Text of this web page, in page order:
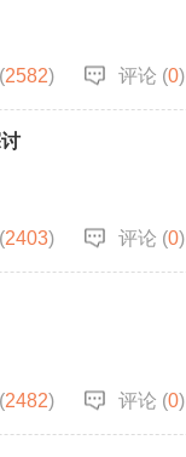
2582) 评论 (0)
2403) 评论 (0)
2482) 评论 (0)